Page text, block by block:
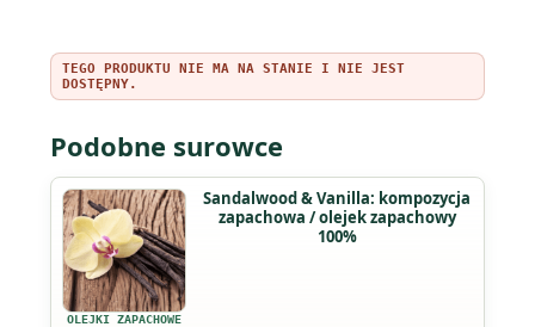
TEGO PRODUKTU NIE MA NA STANIE I NIE JEST
DOSTĘPNY.
Podobne surowce
OLEJKI ZAPACHOWE
Sandalwood & Vanilla: kompozycja
zapachowa / olejek zapachowy
100%
Ten
produkt
ma
wiele
wariantów.